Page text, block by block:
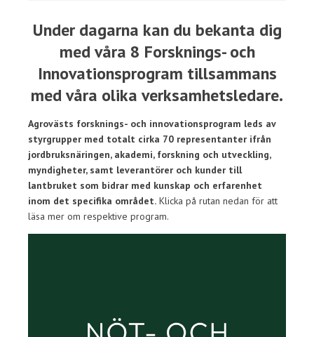
Under dagarna kan du bekanta dig
med våra 8 Forsknings- och
Innovationsprogram tillsammans
med våra olika verksamhetsledare.
Agrovästs forsknings- och innovationsprogram leds av
styrgrupper med totalt cirka 70 representanter ifrån
jordbruksnäringen, akademi, forskning och utveckling,
myndigheter, samt leverantörer och kunder till
lantbruket som bidrar med kunskap och erfarenhet
inom det specifika området. Klicka på rutan nedan för att
läsa mer om respektive program.